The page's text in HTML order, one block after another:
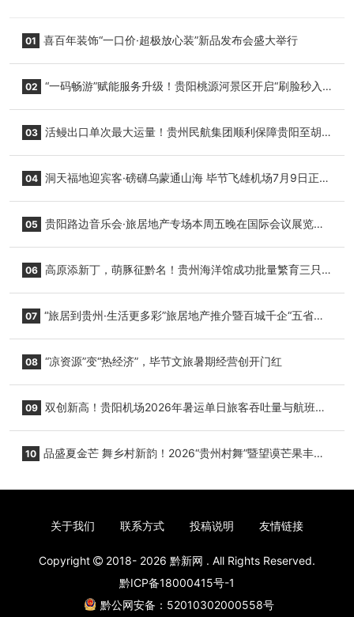
01 喜百年装饰“一口价·超极放心装”新品发布会盛大举行
02 “一码畅游”赋能服务升级！贵阳桃源河景区开启“刷脸秒入
03 活鳗出口单次最大运量！贵州民航集团顺利保障贵阳至胡
04 洞天福地迎宾客·磅礴乌蒙通山海 毕节飞雄机场7月9日正式
05 贵阳路边音乐会·旅居地产专场本周五晚在国际会议展览中
06 高原添新丁，萌豚征黔名！贵州海洋馆成功批量繁育三只
07 “旅居到贵州·生活更多彩”旅居地产推介暨百城千企“五省
08 “凉资源”变“热经济”，毕节文旅暑期经营创开门红
09 双创新高！贵阳机场2026年暑运单日旅客吞吐量与航班起
10 品盛夏金芒 舞乡村新韵！2026“贵州村舞”暨望谟芒果丰收
关于我们 联系方式 投稿说明 友情链接
Copyright 2018- 2026 黔新网 . All Rights Reserved.
黔ICP备18000415号-1
黔公网安备：52010302000558号